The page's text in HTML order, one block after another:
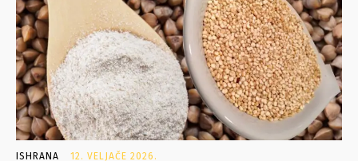
ISHRANA 12. VELJAČE 2026.